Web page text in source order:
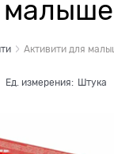
Активити для
Ед. измерения: Штука